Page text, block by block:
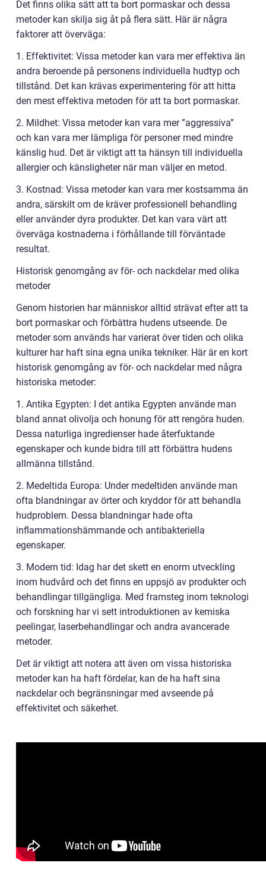
Det finns olika sätt att ta bort pormaskar och dessa
metoder kan skilja sig åt på flera sätt. Här är några
faktorer att överväga:
1. Effektivitet: Vissa metoder kan vara mer effektiva än
andra beroende på personens individuella hudtyp och
tillstånd. Det kan krävas experimentering för att hitta
den mest effektiva metoden för att ta bort pormaskar.
2. Mildhet: Vissa metoder kan vara mer ”aggressiva”
och kan vara mer lämpliga för personer med mindre
känslig hud. Det är viktigt att ta hänsyn till individuella
allergier och känsligheter när man väljer en metod.
3. Kostnad: Vissa metoder kan vara mer kostsamma än
andra, särskilt om de kräver professionell behandling
eller använder dyra produkter. Det kan vara värt att
överväga kostnaderna i förhållande till förväntade
resultat.
Historisk genomgång av för- och nackdelar med olika
metoder
Genom historien har människor alltid strävat efter att ta
bort pormaskar och förbättra hudens utseende. De
metoder som används har varierat över tiden och olika
kulturer har haft sina egna unika tekniker. Här är en kort
historisk genomgång av för- och nackdelar med några
historiska metoder:
1. Antika Egypten: I det antika Egypten använde man
bland annat olivolja och honung för att rengöra huden.
Dessa naturliga ingredienser hade återfuktande
egenskaper och kunde bidra till att förbättra hudens
allmänna tillstånd.
2. Medeltida Europa: Under medeltiden använde man
ofta blandningar av örter och kryddor för att behandla
hudproblem. Dessa blandningar hade ofta
inflammationshämmande och antibakteriella
egenskaper.
3. Modern tid: Idag har det skett en enorm utveckling
inom hudvård och det finns en uppsjö av produkter och
behandlingar tillgängliga. Med framsteg inom teknologi
och forskning har vi sett introduktionen av kemiska
peelingar, laserbehandlingar och andra avancerade
metoder.
Det är viktigt att notera att även om vissa historiska
metoder kan ha haft fördelar, kan de ha haft sina
nackdelar och begränsningar med avseende på
effektivitet och säkerhet.